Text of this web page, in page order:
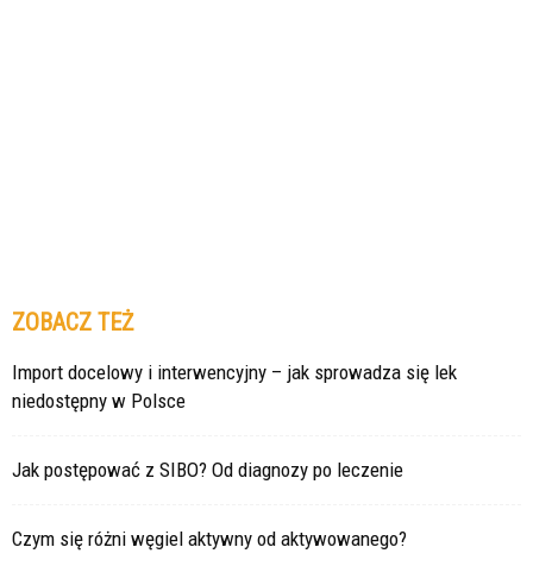
ZOBACZ TEŻ
Import docelowy i interwencyjny – jak sprowadza się lek
niedostępny w Polsce
Jak postępować z SIBO? Od diagnozy po leczenie
Czym się różni węgiel aktywny od aktywowanego?